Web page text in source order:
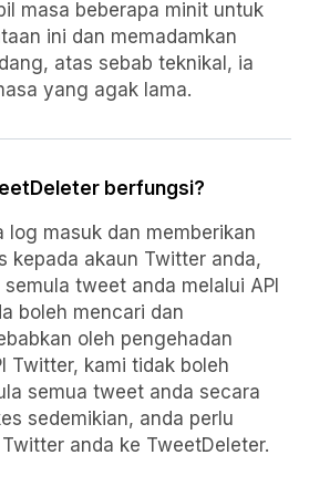
masa beberapa minit untuk
ini dan memadamkan
atas sebab teknikal, ia
yang agak lama.
berfungsi?
log masuk dan memberikan
kepada akaun Twitter anda,
tweet anda melalui API
boleh mencari dan
oleh pengehadan
Twitter, kami tidak boleh
semua tweet anda secara
sedemikian, anda perlu
anda ke TweetDeleter.